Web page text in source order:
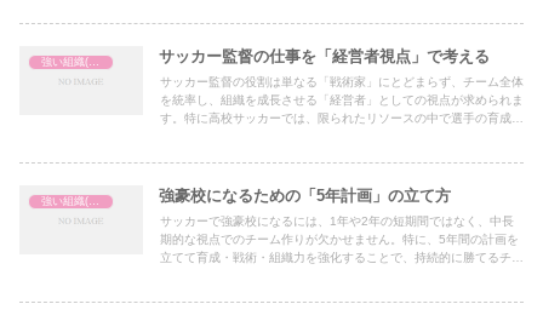
サッカー監督の仕事を「経営者視点」で考える
サッカー監督の役割は単なる「戦術家」にとどまらず、チーム全体
を統率し、組織を成長させる「経営者」としての視点が求められま
す。特に高校サッカーでは、限られたリソースの中で選手の育成、
強豪校になるための「5年計画」の立て方
サッカーで強豪校になるには、1年や2年の短期間ではなく、中長
期的な視点でのチーム作りが欠かせません。特に、5年間の計画を
立てて育成・戦術・組織力を強化することで、持続的に勝てるチー